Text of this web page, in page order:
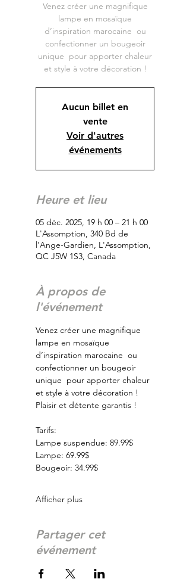
Venez créer une magnifique
lampe en mosaïque
d’inspiration marocaine ou
confectionner un bougeoir
unique pour apporter chaleur
et style à votre décoration !
Aucun billet en
vente
Voir d'autres
événements
Heure et lieu
05 déc. 2025, 19 h 00 – 21 h 00
L'Assomption, 340 Bd de
l'Ange-Gardien, L'Assomption,
QC J5W 1S3, Canada
À propos de
l'événement
Venez créer une magnifique
lampe en mosaïque
d’inspiration marocaine  ou
confectionner un bougeoir
unique  pour apporter chaleur
et style à votre décoration !
Plaisir et détente garantis !
Tarifs:
Lampe suspendue: 89.99$
Lampe: 69.99$
Bougeoir: 34.99$
Afficher plus
Partager cet
événement